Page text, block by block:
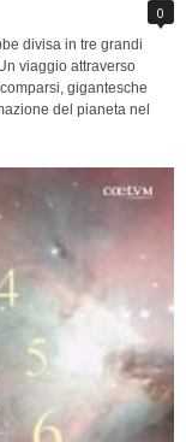
0
divisa in tre grandi
viaggio attraverso
gigantesche
del pianeta nel